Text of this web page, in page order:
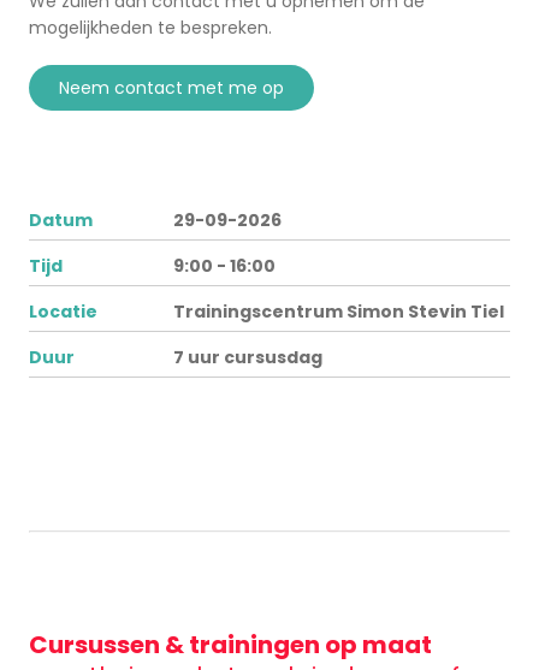
mogelijkheden te bespreken.
neem contact met me op
Datum
29-09-2026
Tijd
9:00 - 16:00
Locatie
Trainingscentrum Simon Stevin Tiel
Duur
7 uur cursusdag
Cursussen & trainingen op maat